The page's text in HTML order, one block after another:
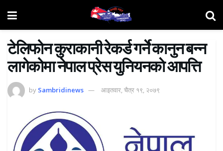
टेलिफोन कुराकानी रेकर्ड गर्ने कानुन बन्न
लागेकोमा नेपाल प्रेस युनियनकाे आपत्ति
by Sambridinews आइतवार, चैत्र १९, २०७९